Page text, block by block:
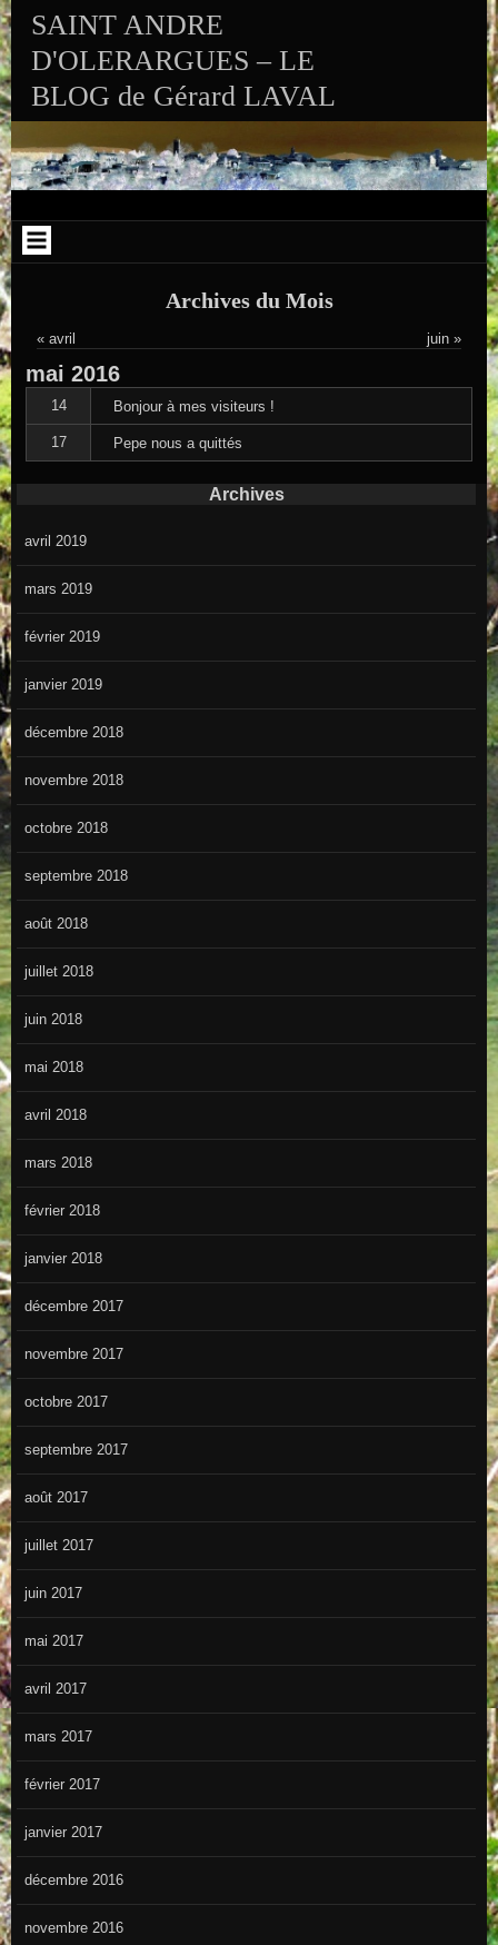
Skip to VISITS_COUNTER_WIDGET
SAINT ANDRE
D'OLERARGUES – LE
BLOG de Gérard LAVAL
Archives du Mois
« avril juin »
mai 2016
14 Bonjour à mes visiteurs !
17 Pepe nous a quittés
Archives
avril 2019
mars 2019
février 2019
janvier 2019
décembre 2018
novembre 2018
octobre 2018
septembre 2018
août 2018
juillet 2018
juin 2018
mai 2018
avril 2018
mars 2018
février 2018
janvier 2018
décembre 2017
novembre 2017
octobre 2017
septembre 2017
août 2017
juillet 2017
juin 2017
mai 2017
avril 2017
mars 2017
février 2017
janvier 2017
décembre 2016
novembre 2016